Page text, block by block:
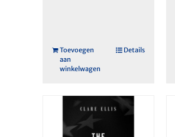
Toevoegen
aan
winkelwagen
Details